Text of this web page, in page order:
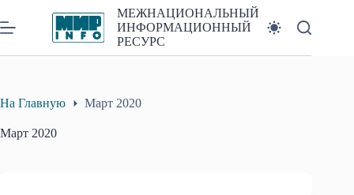
к
сути
МЕЖНАЦИОНАЛЬНЫЙ
ИНФОРМАЦИОННЫЙ
РЕСУРС
На Главную Март 2020
Март 2020